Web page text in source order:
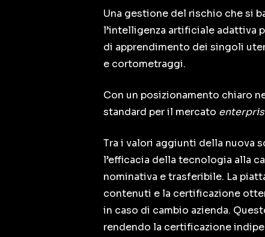
Una gestione del rischio che si
l’intelligenza artificiale adattiva
di apprendimento dei singoli
e cortometraggi.
Con un posizionamento chiaro
standard per il mercato
Tra i valori aggiunti della nuova
l’efficacia della tecnologia alla
nominativa e trasferibile. La
contenuti e la certificazione
in caso di cambio azienda.
rendendo la certificazione